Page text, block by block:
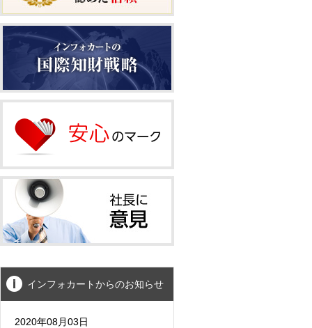
インフォカートからのお知らせ
2020年08月03日